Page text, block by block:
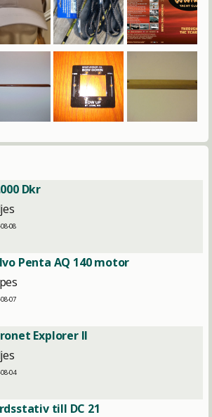
Dkr
08
Penta AQ 140 motor
07
Explorer II
04
till DC 21